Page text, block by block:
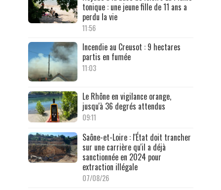
tonique : une jeune fille de 11 ans a
perdu la vie
11:56
Incendie au Creusot : 9 hectares
partis en fumée
11:03
Le Rhône en vigilance orange,
jusqu'à 36 degrés attendus
09:11
Saône-et-Loire : l'État doit trancher
sur une carrière qu'il a déjà
sanctionnée en 2024 pour
extraction illégale
07/08/26